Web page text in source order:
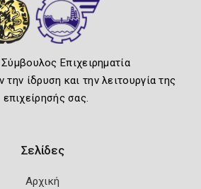
Επιχειρηματία
ίδρυση και την λειτουργία της
επιχείρησής σας.
Σελίδες
Αρχική